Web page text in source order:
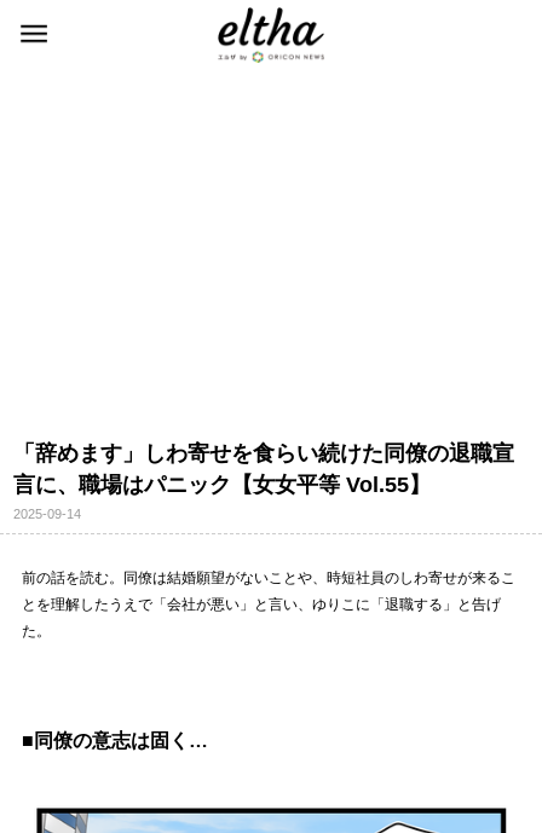
「辞めます」しわ寄せを食らい続けた同僚の退職宣
言に、職場はパニック【女女平等 Vol.55】
2025-09-14
前の話を読む。同僚は結婚願望がないことや、時短社員のしわ寄せが来るこ
とを理解したうえで「会社が悪い」と言い、ゆりこに「退職する」と告げ
た。
■同僚の意志は固く…